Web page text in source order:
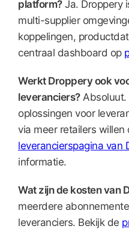
platform?Ja. Droppery
multi-supplier
koppelingen,
centraal dashboard op
Werkt Droppery ook
leveranciers?Absoluut.
oplossingen voor
via meer retailers
leverancierspagina van
informatie.
Wat zijn de kosten van
meerdere
leveranciers. Bekijk de